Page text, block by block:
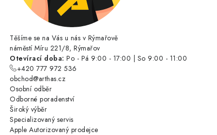
Těšíme se na Vás u nás v Rýmařově
náměstí Míru 221/8, Rýmařov
Otevírací doba: Po - Pá 9:00 - 17:00 | So 9:00 - 11:00
+420 777 972 536
obchod@arthas.cz
Osobní odběr
Odborné poradenství
Široký výběr
Specializovaný servis
Apple Autorizovaný prodejce